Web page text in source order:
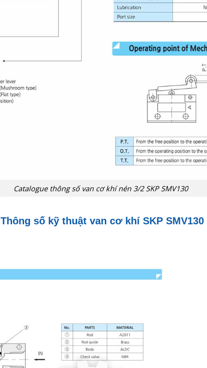
Catalogue thông số van cơ khí nén 3/2 SKP SMV130
Thông số kỹ thuật van cơ khíSKP SMV130